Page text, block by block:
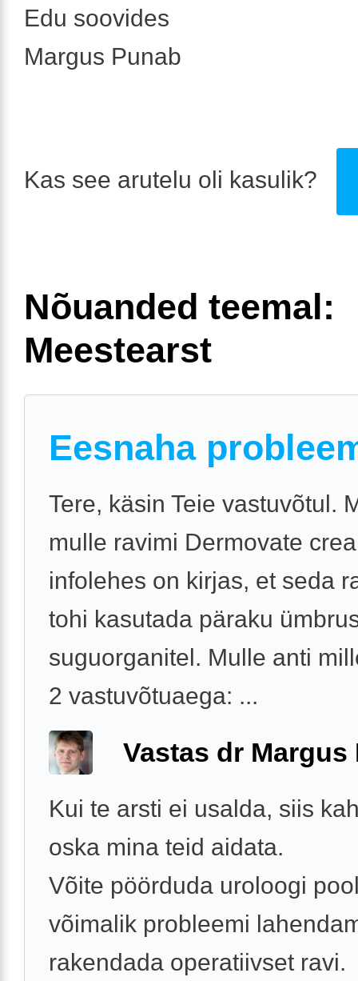
Edu soovides
Margus Punab
Kas see arutelu oli kasulik?
Nõuanded teemal:
Meestearst
Eesnaha
Tere, käsin Teie vastuvõtul.
mulle ravimi Dermovate
infolehes on kirjas, et seda
tohi kasutada päraku
suguorganitel. Mulle anti
2 vastuvõtuaega: ...
Vastas dr Margus
Kui te arsti ei usalda, siis
oska mina teid aidata.
Võite pöörduda uroloogi
võimalik probleemi
rakendada operatiivset ravi.